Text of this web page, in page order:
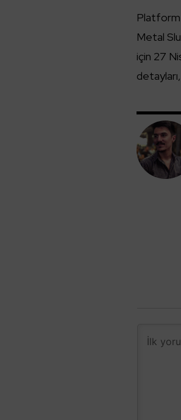
Metal
için 27
detayları,